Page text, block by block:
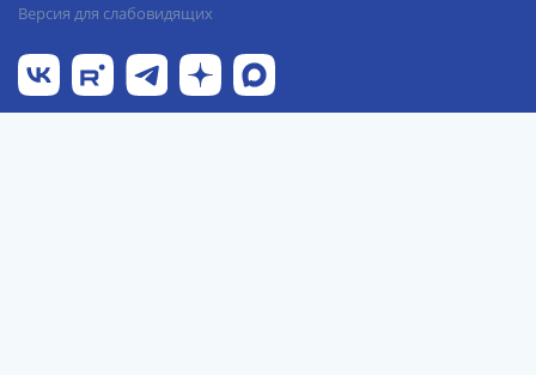
Версия для слабовидящих